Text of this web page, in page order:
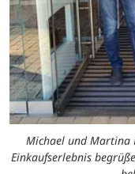
Michael und Martina
Einkaufserlebnis